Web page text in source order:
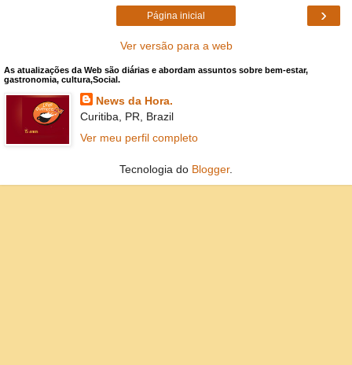
›
Página inicial
Ver versão para a web
As atualizações da Web são diárias e abordam assuntos sobre bem-estar,
gastronomia, cultura,Social.
News da Hora.
Curitiba, PR, Brazil
Ver meu perfil completo
Tecnologia do Blogger.